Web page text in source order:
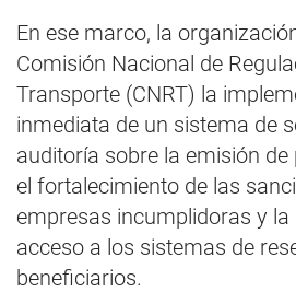
En ese marco, la
Comisión Nacional de
Transporte (CNRT) la
inmediata de un sistema de
auditoría sobre la emisión
el fortalecimiento de las
empresas incumplidoras y la
acceso a los sistemas de
beneficiarios.